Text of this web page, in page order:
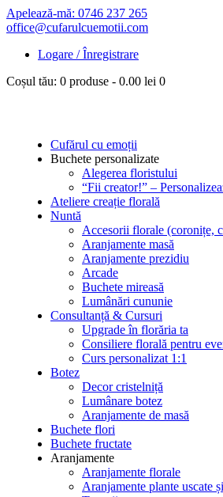
Apelează-mă: 0746 237 265
office@cufarulcuemotii.com
Logare / Înregistrare
Coșul tău: 0 produse - 0.00 lei 0
Cufărul cu emoții
Buchete personalizate
Alegerea floristului
“Fii creator!” –
Ateliere creație florală
Nuntă
Accesorii florale (coronițe,
Aranjamente masă
Aranjamente prezidiu
Arcade
Buchete mireasă
Lumânări cununie
Consultanță & Cursuri
Upgrade în florăria ta
Consiliere florală pentru
Curs personalizat 1:1
Botez
Decor cristelniță
Lumânare botez
Aranjamente de masă
Buchete flori
Buchete fructate
Aranjamente
Aranjamente florale
Aranjamente plante uscate